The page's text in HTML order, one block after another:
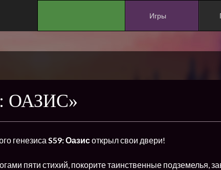
Игры
ОАЗИС»
генезиса S59: Оазисоткрыл свои двери!
пяти стихий, покорите таинственные подземелья,